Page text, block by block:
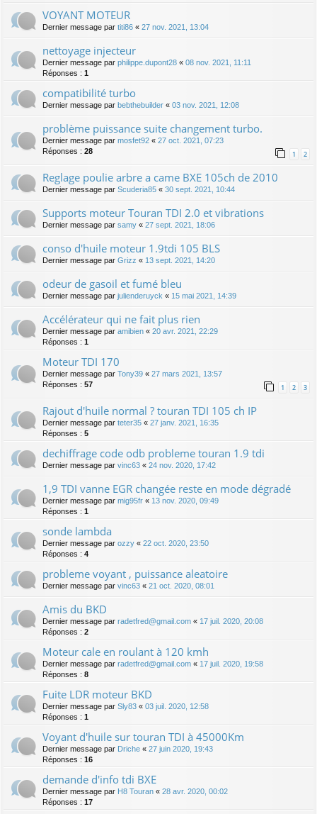
VOYANT MOTEUR
Dernier message par titi86 « 27 nov. 2021, 13:04
nettoyage injecteur
Dernier message par philippe.dupont28 « 08 nov. 2021, 11:11
Réponses : 1
compatibilité turbo
Dernier message par bebthebuilder « 03 nov. 2021, 12:08
problème puissance suite changement turbo.
Dernier message par mosfet92 « 27 oct. 2021, 07:23
Réponses : 28 1 2
Reglage poulie arbre a came BXE 105ch de 2010
Dernier message par Scuderia85 « 30 sept. 2021, 10:44
Supports moteur Touran TDI 2.0 et vibrations
Dernier message par samy « 27 sept. 2021, 18:06
conso d'huile moteur 1.9tdi 105 BLS
Dernier message par Grizz « 13 sept. 2021, 14:20
odeur de gasoil et fumé bleu
Dernier message par julienderuyck « 15 mai 2021, 14:39
Accélérateur qui ne fait plus rien
Dernier message par amibien « 20 avr. 2021, 22:29
Réponses : 1
Moteur TDI 170
Dernier message par Tony39 « 27 mars 2021, 13:57
Réponses : 57 1 2 3
Rajout d'huile normal ? touran TDI 105 ch IP
Dernier message par teter35 « 27 janv. 2021, 16:35
Réponses : 5
dechiffrage code odb probleme touran 1.9 tdi
Dernier message par vinc63 « 24 nov. 2020, 17:42
1,9 TDI vanne EGR changée reste en mode dégradé
Dernier message par mig95fr « 13 nov. 2020, 09:49
Réponses : 1
sonde lambda
Dernier message par ozzy « 22 oct. 2020, 23:50
Réponses : 4
probleme voyant , puissance aleatoire
Dernier message par vinc63 « 21 oct. 2020, 08:01
Amis du BKD
Dernier message par radetfred@gmail.com « 17 juil. 2020, 20:08
Réponses : 2
Moteur cale en roulant à 120 kmh
Dernier message par radetfred@gmail.com « 17 juil. 2020, 19:58
Réponses : 8
Fuite LDR moteur BKD
Dernier message par Sly83 « 03 juil. 2020, 12:58
Réponses : 1
Voyant d'huile sur touran TDI à 45000Km
Dernier message par Driche « 27 juin 2020, 19:43
Réponses : 16
demande d'info tdi BXE
Dernier message par H8 Touran « 28 avr. 2020, 00:02
Réponses : 17